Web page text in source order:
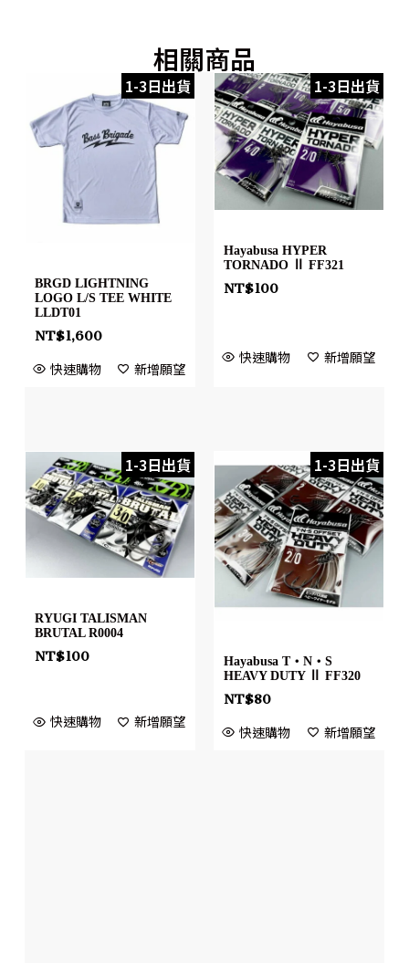
相關商品
1-3日出貨
BRGD LIGHTNING
LOGO L/S TEE WHITE
LLDT01
NT$1,600
快速購物 新增願望
1-3日出貨
Hayabusa HYPER
TORNADO Ⅱ FF321
NT$100
快速購物 新增願望
1-3日出貨
RYUGI TALISMAN
BRUTAL R0004
NT$100
快速購物 新增願望
1-3日出貨
Hayabusa T・N・S
HEAVY DUTY Ⅱ FF320
NT$80
快速購物 新增願望